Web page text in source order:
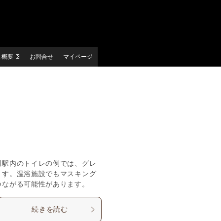
概要 お問合せ マイページ
内のトイレの例では、グレ
。温浴施設でもマスキング
がる可能性があります。
続きを読む